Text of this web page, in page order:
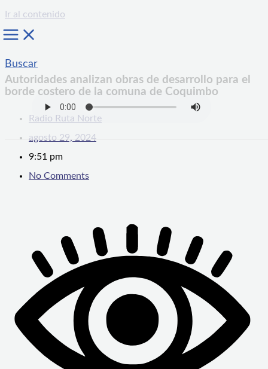
Ir al contenido
Buscar
Autoridades analizan obras de desarrollo para el
borde costero de la comuna de Coquimbo
Radio Ruta Norte
agosto 29, 2024
9:51 pm
No Comments